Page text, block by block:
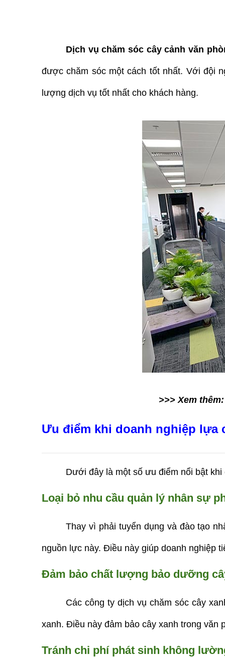
Dịch vụ chăm sóc cây cảnh văn
được chăm sóc một cách tốt nhất. Với đội
lượng dịch vụ tốt nhất cho khách hàng.
>>> Xem
Ưu điểm khi doanh nghiệp lựa
Dưới đây là một số ưu điểm nổi bật
Loại bỏ nhu cầu quản lý nhân sự
Thay vì phải tuyển dụng và đào tạo
nguồn lực này. Điều này giúp doanh nghiệp
Đảm bảo chất lượng bảo dưỡng
Các công ty dịch vụ chăm sóc cây
xanh. Điều này đảm bảo cây xanh trong văn
Tránh chi phí phát sinh không